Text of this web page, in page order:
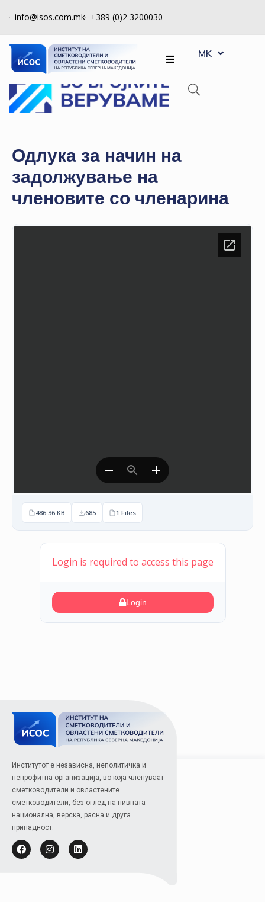
info@isos.com.mk +389 (0)2 3200030
ЗА
НАС
РЕГИСТРИ
НА
КВАЛИТЕТ
КАКО
СТАНАМ
MK
SQ
Одлука за начин на
задолжување на
членовите со членарина
486.36 KB 685 1 Files
Login is required to access this page
Login
Институтот е независна, неполитичка и
непрофитна организација, во која членуваат
сметководители и овластените
сметководители, без оглед на нивната
национална, верска, расна и друга
припадност.